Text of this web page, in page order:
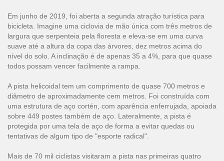
Em junho de 2019, foi aberta a segunda atração turística para
bicicleta. Imagine uma ciclovia de mão única com três metros de
largura que serpenteia pela floresta e eleva-se em uma curva
suave até a altura da copa das árvores, dez metros acima do
nível do solo. A inclinação é de apenas 35 a 4%, para que quase
todos possam vencer facilmente a rampa.
A pista helicoidal tem um comprimento de quase 700 metros e
diâmetro de aproximadamente cem metros. Foi construída com
uma estrutura de aço cortén, com aparência enferrujada, apoiada
sobre 449 postes também de aço. Lateralmente, a pista é
protegida por uma tela de aço de forma a evitar quedas ou
tentativas de algum tipo de "esporte radical".
Mais de 70 mil ciclistas visitaram a pista nas primeiras quatro